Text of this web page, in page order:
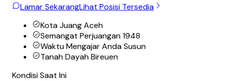
Lamar SekarangLihat Posisi Tersedia
Kota Juang Aceh
Semangat Perjuangan 1948
Waktu Mengajar Anda Susun
Tanah Dayah Bireuen
Kondisi Saat Ini